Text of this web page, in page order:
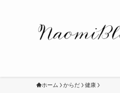
ホーム からだ 健康